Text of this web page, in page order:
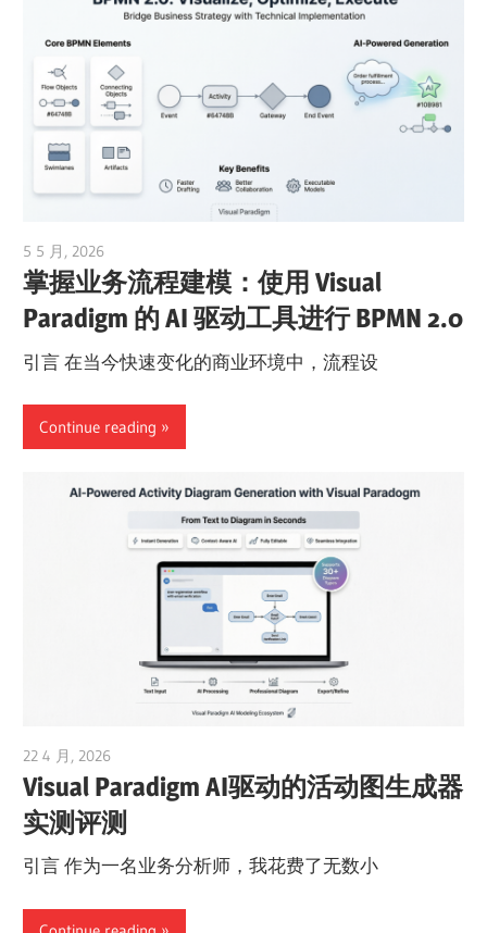
5 5 月, 2026
掌握业务流程建模：使用 Visual
Paradigm 的 AI 驱动工具进行 BPMN 2.0
引言 在当今快速变化的商业环境中，流程设
Continue reading
22 4 月, 2026
Visual Paradigm AI驱动的活动图生成器
实测评测
引言 作为一名业务分析师，我花费了无数小